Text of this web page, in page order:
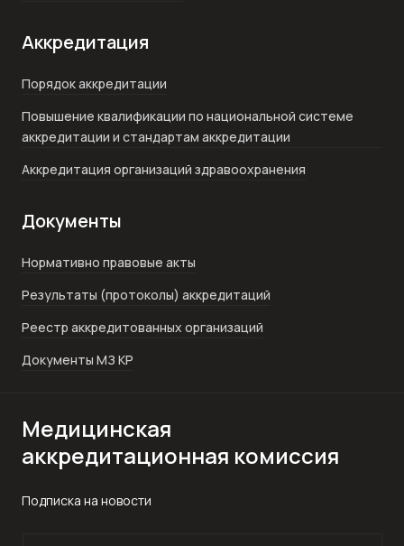
Аккредитация
Порядок аккредитации
Повышение квалификации по национальной системе
аккредитации и стандартам аккредитации
Аккредитация организаций здравоохранения
Документы
Нормативно правовые акты
Результаты (протоколы) аккредитаций
Реестр аккредитованных организаций
Документы МЗ КР
Медицинская
аккредитационная комиссия
Подписка на новости